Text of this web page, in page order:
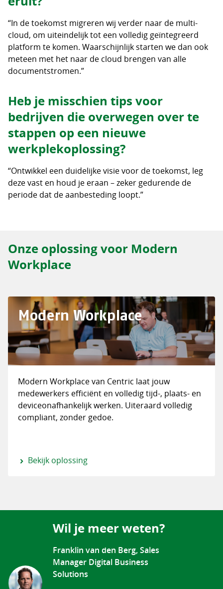
“In de toekomst migreren wij verder naar de multi-
cloud, om uiteindelijk tot een volledig geïntegreerd
platform te komen. Waarschijnlijk starten we dan ook
meteen met het naar de cloud brengen van alle
documentstromen.”
Heb je misschien tips voor
bedrijven die overwegen over te
stappen op een nieuwe
werkplekoplossing?
“Ontwikkel een duidelijke visie voor de toekomst, leg
deze vast en houd je eraan – zeker gedurende de
periode dat de aanbesteding loopt.”
Onze oplossing voor Modern
Workplace
Modern Workplace
Modern Workplace van Centric laat jouw
medewerkers efficiënt en volledig tijd-, plaats- en
deviceonafhankelijk werken. Uiteraard volledig
compliant, zonder gedoe.
Bekijk oplossing
Wil je meer weten?
Franklin van den Berg, Sales
Manager Digital Business
Solutions